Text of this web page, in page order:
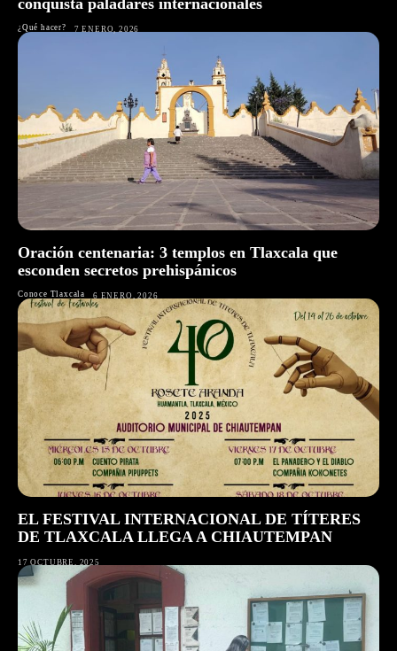
¿Qué hacer? 7 ENERO, 2026
Oración centenaria: 3 templos en Tlaxcala que
esconden secretos prehispánicos
Conoce Tlaxcala 6 ENERO, 2026
EL FESTIVAL INTERNACIONAL DE TÍTERES
DE TLAXCALA LLEGA A CHIAUTEMPAN
17 OCTUBRE, 2025